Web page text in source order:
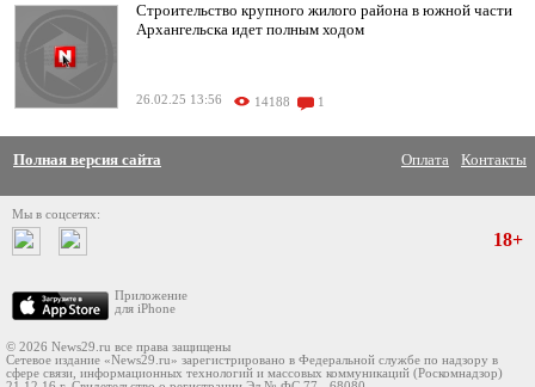
Строительство крупного жилого района в южной части
Архангельска идет полным ходом
26.02.25 13:56 14188 1
Полная версия сайта Оплата Контакты
Мы в соцсетях:
Приложение
для iPhone
18+
© 2026 News29.ru все права защищены
Сетевое издание «News29.ru» зарегистрировано в Федеральной службе по надзору в
сфере связи, информационных технологий и массовых коммуникаций (Роскомнадзор)